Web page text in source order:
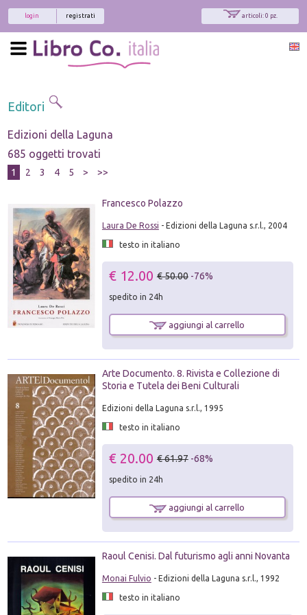
articoli: 0 pz.
registrati
login
Editori
Edizioni della Laguna
685 oggetti trovati
1 2 3 4 5 > >>
Francesco Polazzo
Laura De Rossi - Edizioni della Laguna s.r.l., 2004
testo in italiano
€ 12.00 € 50.00 -76%
spedito in 24h
aggiungi al carrello
Arte Documento. 8. Rivista e Collezione di
Storia e Tutela dei Beni Culturali
Edizioni della Laguna s.r.l., 1995
testo in italiano
€ 20.00 € 61.97 -68%
spedito in 24h
aggiungi al carrello
Raoul Cenisi. Dal futurismo agli anni Novanta
Monai Fulvio - Edizioni della Laguna s.r.l., 1992
testo in italiano